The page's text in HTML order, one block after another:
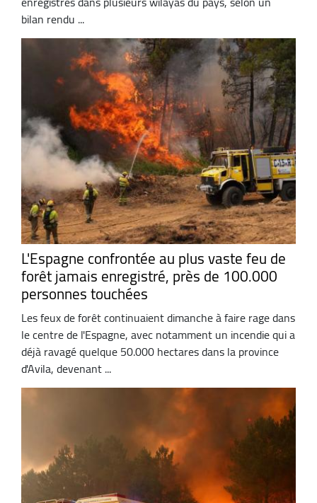
bilan rendu ...
L'Espagne confrontée au plus vaste feu de
forêt jamais enregistré, près de 100.000
personnes touchées
Les feux de forêt continuaient dimanche à faire rage dans
le centre de l'Espagne, avec notamment un incendie qui a
déjà ravagé quelque 50.000 hectares dans la province
d'Avila, devenant ...